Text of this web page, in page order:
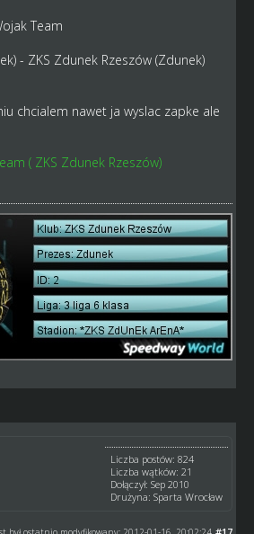
Team
- ZKS Zdunek Rzeszów (Zdunek)
chcialem nawet ja wyslac zapke ale
( ZKS Zdunek Rzeszów)
Liczba postów: 824
Liczba wątków: 21
Dołączył: Sep 2010
Drużyna: Sparta Wrocław